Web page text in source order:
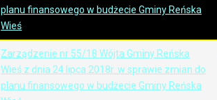
planu finansowego w budżecie Gminy Reńska
Wieś
Zarządzenie nr 55/18 Wójta Gminy Reńska
Wieś z dnia 24 lipca 2018r. w sprawie zmian do
planu finansowego w budżecie Gminy Reńska